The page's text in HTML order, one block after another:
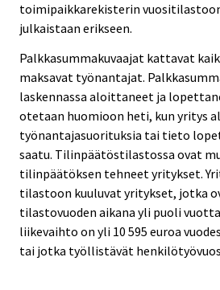
toimipaikkarekisterin
julkaistaan erikseen.
Palkkasummakuvaajat kattavat
maksavat työnantajat.
laskennassa aloittaneet ja
otetaan huomioon heti, kun yritys
työnantajasuorituksia tai tieto
saatu. Tilinpäätöstilastossa ovat
tilinpäätöksen tehneet yritykset.
tilastoon kuuluvat yritykset, jotka
tilastovuoden aikana yli puoli
liikevaihto on yli 10 595 euroa
tai jotka työllistävät